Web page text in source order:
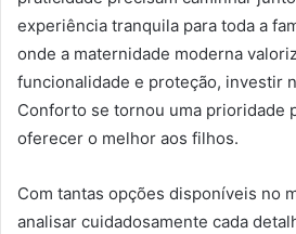
experiência tranquila para toda a
onde a maternidade moderna
funcionalidade e proteção, investir
Conforto se tornou uma prioridade
oferecer o melhor aos filhos.
Com tantas opções disponíveis no
analisar cuidadosamente cada